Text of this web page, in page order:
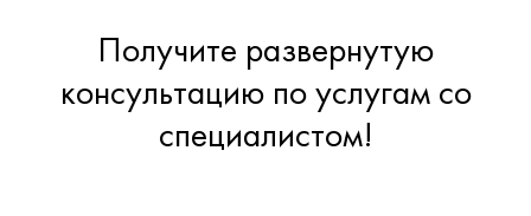
Получите развернутую
консультацию по услугам со
специалистом!